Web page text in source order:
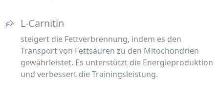
L-Carnitin
steigert die Fettverbrennung, indem es den
Transport von Fettsäuren zu den Mitochondrien
gewährleistet. Es unterstützt die Energieproduktion
und verbessert die Trainingsleistung.